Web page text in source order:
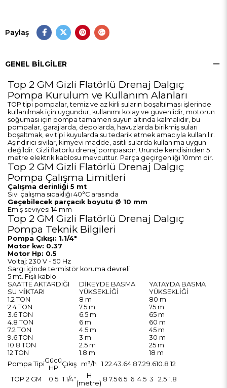
Paylaş
GENEL BILGILER
Top 2 GM Gizli Flatörlü Drenaj Dalgıç
Pompa Kurulum ve Kullanım Alanları
TOP tipi pompalar, temiz ve az kirli suların boşaltılması işlerinde
kullanılmak için uygundur, kullanımı kolay ve güvenlidir, motorun
soğuması için pompa tamamen suyun altında kalmalıdır, bu
pompalar, garajlarda, depolarda, havuzlarda birikmiş suları
boşaltmak, ev tipi kuyularda su tedarik etmek amacıyla kullanılır.
Aşındırıcı sıvılar, kimyevi madde, asitli sularda kullanıma uygun
değildir. Gizli flatörlü drenaj pompasıdır. Üründe kendisinden 5
metre elektrik kablosu mevcuttur. Parça geçirgenliği 10mm dir.
Top 2 GM Gizli Flatörlü Drenaj Dalgıç
Pompa Çalışma Limitleri
Çalışma derinliği 5 mt
Sıvı çalışma sıcaklığı 40°C arasında
Geçebilecek parçacık boyutu Ø 10 mm
Emiş seviyesi 14 mm
Top 2 GM Gizli Flatörlü Drenaj Dalgıç
Pompa Teknik Bilgileri
Pompa Çıkışı: 1.1/4"
Motor kw: 0.37
Motor Hp: 0.5
Voltaj: 230 V - 50 Hz
Sargı içinde termistör koruma devreli
5 mt. Fişli kablo
SAATTE AKTARDIĞI
SU MİKTARI
DİKEYDE BASMA
YÜKSEKLİĞİ
YATAYDA BASMA
YÜKSEKLİĞİ
1.2 TON
8 m
80 m
2.4 TON
7.5 m
75 m
3.6 TON
6.5 m
65 m
4.8 TON
6 m
60 m
7.2 TON
4.5 m
45 m
9.6 TON
3 m
30 m
10.8 TON
2.5 m
25 m
12 TON
1.8 m
18 m
Pompa TipiGücü
HP
Çıkış m³/h 1.22.43.64.87.29.610.8 12
TOP 2 GM
0.5 1.1/4"
H
(metre)
8 7.5 6.5 6 4.5 3 2.5 1.8